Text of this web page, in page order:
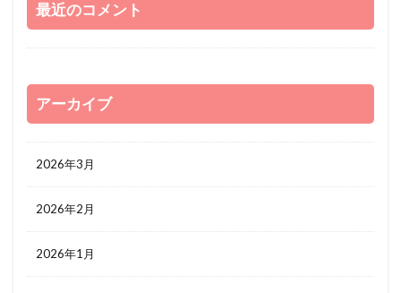
最近のコメント
アーカイブ
2026年3月
2026年2月
2026年1月